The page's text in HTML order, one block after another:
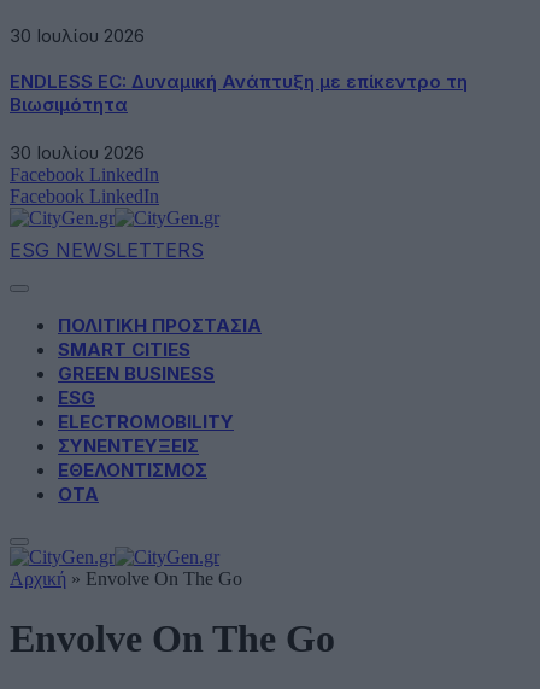
30 Ιουλίου 2026
ENDLESS EC: Δυναμική Ανάπτυξη με επίκεντρο τη
Βιωσιμότητα
30 Ιουλίου 2026
Facebook LinkedIn
Facebook LinkedIn
ESG NEWSLETTERS
ΠΟΛΙΤΙΚΗ ΠΡΟΣΤΑΣΙΑ
SMART CITIES
GREEN BUSINESS
ESG
ELECTROMOBILITY
ΣΥΝΕΝΤΕΥΞΕΙΣ
ΕΘΕΛΟΝΤΙΣΜΟΣ
ΟΤΑ
Αρχική » Envolve On The Go
Envolve On The Go